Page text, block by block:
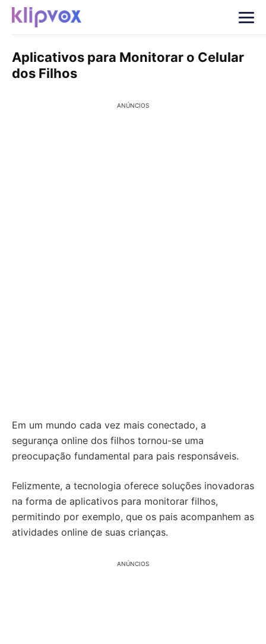
Aplicativos para Monitorar o Celular
dos Filhos
ANÚNCIOS
Em um mundo cada vez mais conectado, a
segurança online dos filhos tornou-se uma
preocupação fundamental para pais responsáveis.
Felizmente, a tecnologia oferece soluções inovadoras
na forma de aplicativos para monitorar filhos,
permitindo por exemplo, que os pais acompanhem as
atividades online de suas crianças.
ANÚNCIOS